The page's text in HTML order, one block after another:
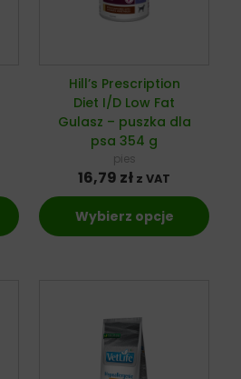
Hill’s Prescription
Diet I/D Low Fat
Gulasz – puszka dla
psa 354 g
pies
16,79 zł z VAT
Wybierz opcje